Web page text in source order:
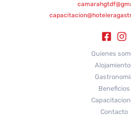
Quienes
Beneficios
Contacto